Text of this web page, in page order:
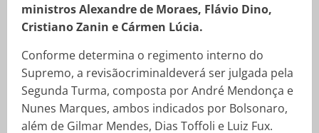
ministros Alexandre de Moraes, Flávio Dino,
Cristiano Zanin e Cármen Lúcia.
Conforme determina o regimento interno do
Supremo, a revisãocriminaldeverá ser julgada pela
Segunda Turma, composta por André Mendonça e
Nunes Marques, ambos indicados por Bolsonaro,
além de Gilmar Mendes, Dias Toffoli e Luiz Fux.